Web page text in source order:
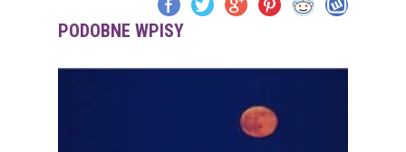
PODOBNE WPISY